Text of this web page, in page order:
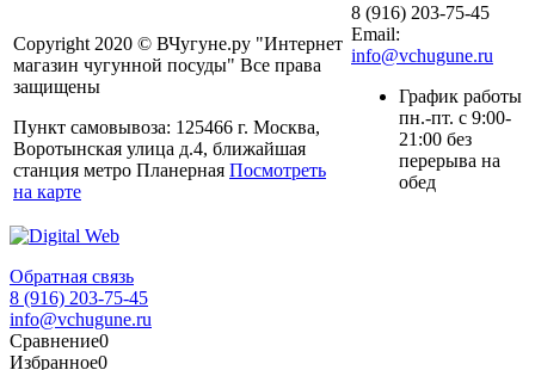
Copyright 2020 © ВЧугуне.ру "Интернет
магазин чугунной посуды" Все права
защищены
Пункт самовывоза: 125466 г. Москва,
Воротынская улица д.4, ближайшая
станция метро Планерная Посмотреть
на карте
8 (916) 203-75-45
Email:
info@vchugune.ru
График работы
пн.-пт. с 9:00-
21:00 без
перерыва на
обед
Обратная связь
8 (916) 203-75-45
info@vchugune.ru
Сравнение0
Избранное0